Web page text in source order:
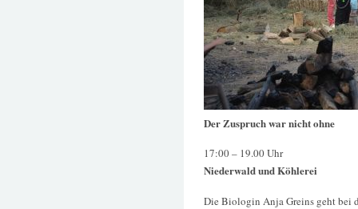
Der Zuspruch war nicht ohne
17:00 – 19.00 Uhr
Niederwald und Köhlerei
Die Biologin Anja Greins geht bei